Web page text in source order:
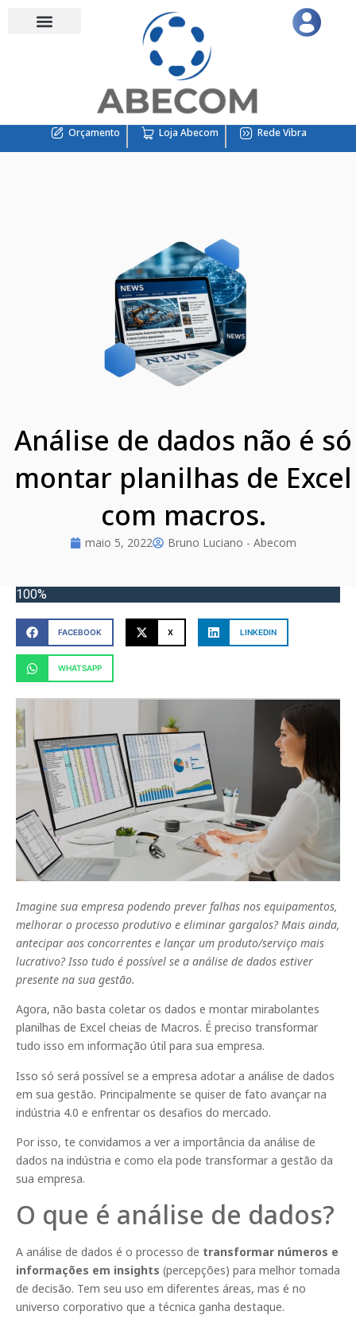
Orçamento Loja Abecom Rede Vibra
Análise de dados não é só
montar planilhas de Excel
com macros.
maio 5, 2022 Bruno Luciano - Abecom
100%
FACEBOOK X LINKEDIN
WHATSAPP
Imagine sua empresa podendo prever falhas nos equipamentos,
melhorar o processo produtivo e eliminar gargalos? Mais ainda,
antecipar aos concorrentes e lançar um produto/serviço mais
lucrativo? Isso tudo é possível se a análise de dados estiver
presente na sua gestão.
Agora, não basta coletar os dados e montar mirabolantes
planilhas de Excel cheias de Macros. É preciso transformar
tudo isso em informação útil para sua empresa.
Isso só será possível se a empresa adotar a análise de dados
em sua gestão. Principalmente se quiser de fato avançar na
indústria 4.0 e enfrentar os desafios do mercado.
Por isso, te convidamos a ver a importância da análise de
dados na indústria e como ela pode transformar a gestão da
sua empresa.
O que é análise de dados?
A análise de dados é o processo de transformar números e
informações em insights (percepções) para melhor tomada
de decisão. Tem seu uso em diferentes áreas, mas é no
universo corporativo que a técnica ganha destaque.